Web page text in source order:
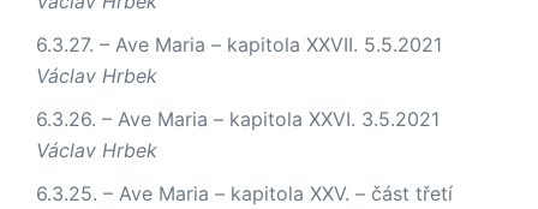
6.3.27. – Ave Maria – kapitola XXVII. 5.5.2021
Václav Hrbek
6.3.26. – Ave Maria – kapitola XXVI. 3.5.2021
Václav Hrbek
6.3.25. – Ave Maria – kapitola XXV. – část třetí